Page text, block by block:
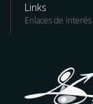
Links
Enlaces de interés